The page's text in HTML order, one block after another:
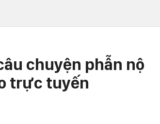
chuyện phẫn nộ
trực tuyến